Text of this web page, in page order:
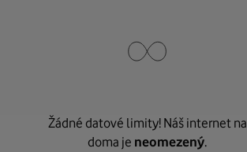
Žádné datové limity! Náš internet na
doma je neomezený.